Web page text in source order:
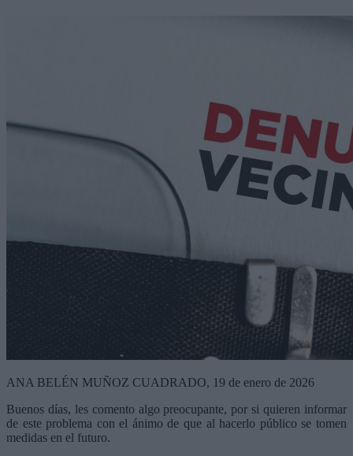
ANA BELÉN MUÑOZ CUADRADO, 19 de enero de 2026
Buenos días, les comento algo preocupante, por si quieren informar
de este problema con el ánimo de que al hacerlo público se tomen
medidas en el futuro.